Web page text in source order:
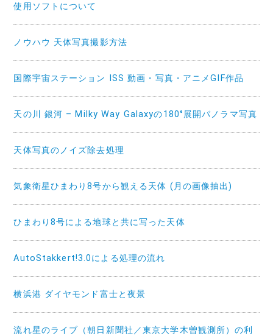
使用ソフトについて
ノウハウ 天体写真撮影方法
国際宇宙ステーション ISS 動画・写真・アニメGIF作品
天の川 銀河 – Milky Way Galaxyの180°展開パノラマ写真
天体写真のノイズ除去処理
気象衛星ひまわり8号から観える天体 (月の画像抽出)
ひまわり8号による地球と共に写った天体
AutoStakkert!3.0による処理の流れ
横浜港 ダイヤモンド富士と夜景
流れ星のライブ（朝日新聞社／東京大学木曽観測所）の利